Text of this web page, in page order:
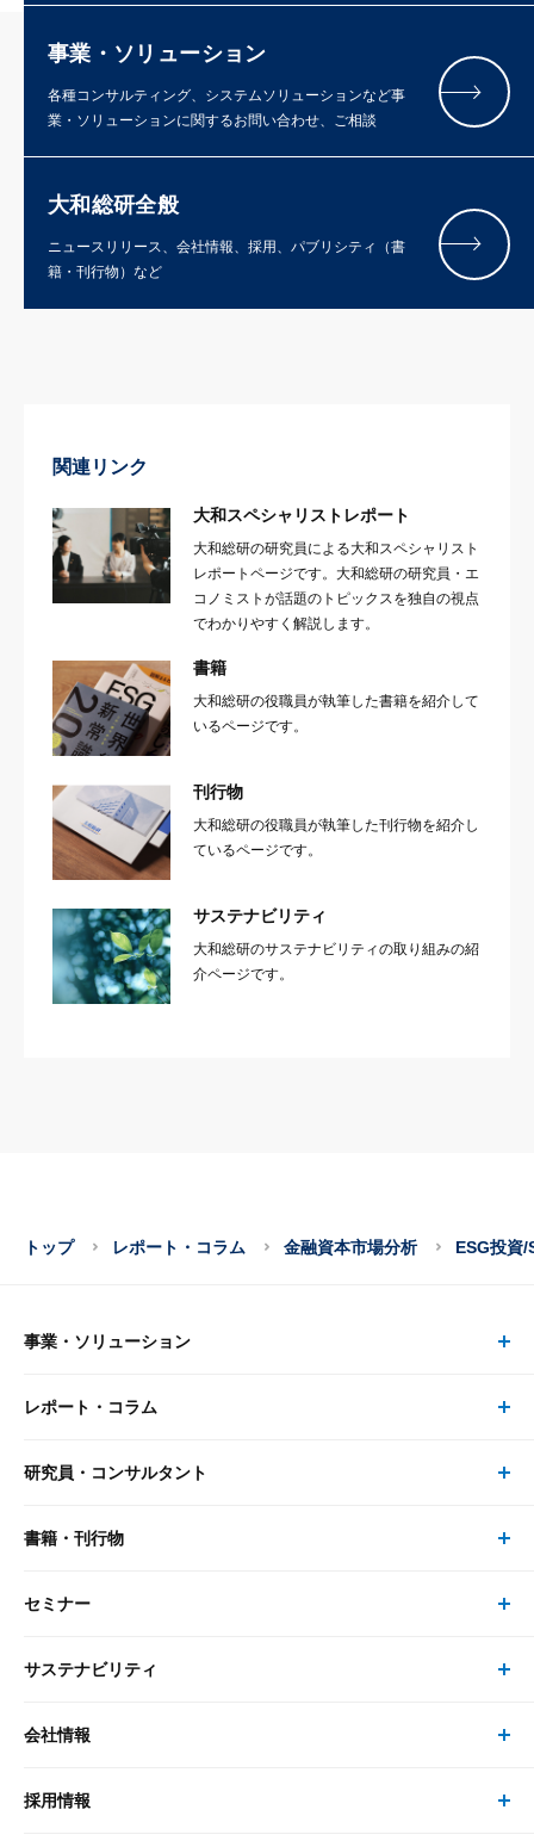
事業・ソリューション
各種コンサルティング、システムソリューションなど事
業・ソリューションに関するお問い合わせ、ご相談
大和総研全般
ニュースリリース、会社情報、採用、パブリシティ（書
籍・刊行物）など
関連リンク
大和スペシャリストレポート
大和総研の研究員による大和スペシャリスト
レポートページです。大和総研の研究員・エ
コノミストが話題のトピックスを独自の視点
でわかりやすく解説します。
書籍
大和総研の役職員が執筆した書籍を紹介して
いるページです。
刊行物
大和総研の役職員が執筆した刊行物を紹介し
ているページです。
サステナビリティ
大和総研のサステナビリティの取り組みの紹
介ページです。
トップ レポート・コラム 金融資本市場分析 ESG投資/
事業・ソリューション
事業・ソリューション トップ
リサーチ
大和総研の強み
レポート・コラム
レポート・コラム トップ
最新のレポート・コラム
研究員・コンサルタント
研究員・コンサルタント トップ
研究員
書籍・刊行物
書籍・刊行物 トップ
書籍
セミナー
セミナー トップ
現在受付中のセミナー・イベント
サステナビリティ
サステナビリティの取り組み
次世代社会への貢献
会社情報
会社情報 トップ
採用情報